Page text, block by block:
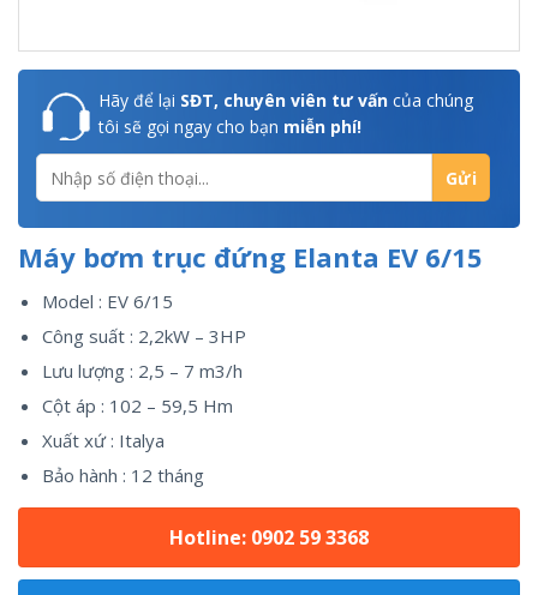
Hãy để lại SĐT, chuyên viên tư vấn của chúng
tôi sẽ gọi ngay cho bạn miễn phí!
Máy bơm trục đứng Elanta EV 6/15
Model : EV 6/15
Công suất : 2,2kW – 3HP
Lưu lượng : 2,5 – 7 m3/h
Cột áp : 102 – 59,5 Hm
Xuất xứ : Italya
Bảo hành : 12 tháng
Hotline: 0902 59 3368